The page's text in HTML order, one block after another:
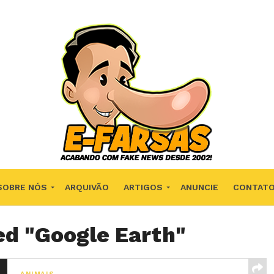
NÓS ARQUIVÃO ARTIGOS ANUNCIE CONTATO
"Google Earth"